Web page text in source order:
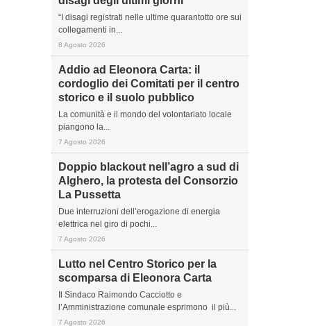
“I disagi registrati nelle ultime quarantotto ore sui
collegamenti in...
8 Agosto 2026
Addio ad Eleonora Carta: il
cordoglio dei Comitati per il centro
storico e il suolo pubblico
La comunità e il mondo del volontariato locale
piangono la...
7 Agosto 2026
Doppio blackout nell’agro a sud di
Alghero, la protesta del Consorzio
La Pussetta
Due interruzioni dell’erogazione di energia
elettrica nel giro di pochi...
7 Agosto 2026
Lutto nel Centro Storico per la
scomparsa di Eleonora Carta
Il Sindaco Raimondo Cacciotto e
l’Amministrazione comunale esprimono il più...
7 Agosto 2026